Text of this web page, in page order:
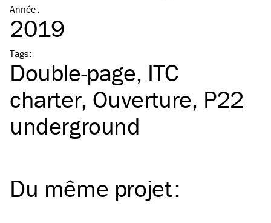
Année:
2019
Tags:
Double-page ITC
charter Ouverture P22
underground
Du même projet: